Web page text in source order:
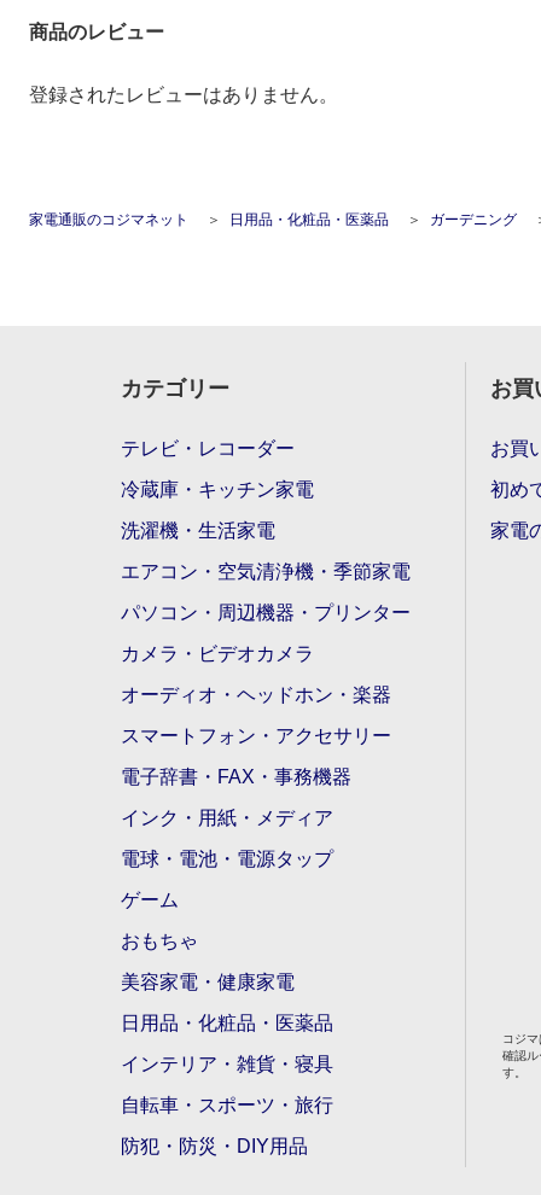
商品のレビュー
登録されたレビューはありません。
家電通販のコジマネット 日用品・化粧品・医薬品 ガーデニング
カテゴリー
テレビ・レコーダー
冷蔵庫・キッチン家電
洗濯機・生活家電
エアコン・空気清浄機・季節家電
パソコン・周辺機器・プリンター
カメラ・ビデオカメラ
オーディオ・ヘッドホン・楽器
スマートフォン・アクセサリー
電子辞書・FAX・事務機器
インク・用紙・メディア
電球・電池・電源タップ
ゲーム
おもちゃ
美容家電・健康家電
日用品・化粧品・医薬品
インテリア・雑貨・寝具
自転車・スポーツ・旅行
防犯・防災・DIY用品
お買
お買
初め
家電
コジ
確認ル
す。